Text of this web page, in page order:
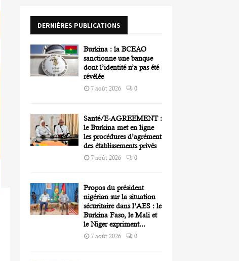
r
H
DERNIÈRES PUBLICATIONS
Burkina : la BCEAO
sanctionne une banque
dont l’identité n’a pas été
révélée
7 août 2026 0
Santé/E-AGREEMENT :
le Burkina met en ligne
les procédures d’agrément
des établissements privés
7 août 2026 0
Propos du président
nigérian sur la situation
sécuritaire dans l’AES : le
Burkina Faso, le Mali et
le Niger expriment...
7 août 2026 0